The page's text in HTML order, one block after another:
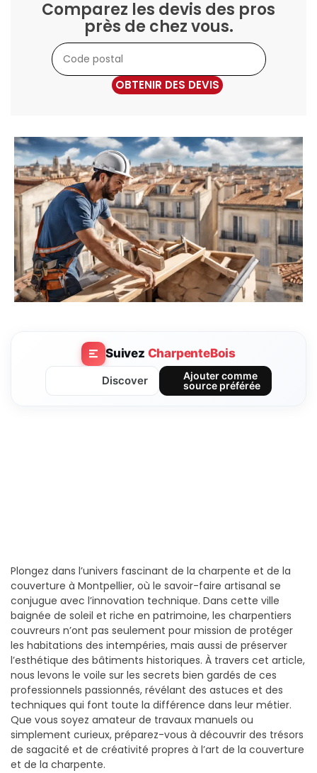
Comparez les devis des pros
près de chez vous.
OBTENIR DES DEVIS
Suivez CharpenteBois
Discover
Ajouter comme
source préférée
Plongez dans l’univers fascinant de la charpente et de la
couverture à Montpellier, où le savoir-faire artisanal se
conjugue avec l’innovation technique. Dans cette ville
baignée de soleil et riche en patrimoine, les charpentiers
couvreurs n’ont pas seulement pour mission de protéger
les habitations des intempéries, mais aussi de préserver
l’esthétique des bâtiments historiques. À travers cet article,
nous levons le voile sur les secrets bien gardés de ces
professionnels passionnés, révélant des astuces et des
techniques qui font toute la différence dans leur métier.
Que vous soyez amateur de travaux manuels ou
simplement curieux, préparez-vous à découvrir des trésors
de sagacité et de créativité propres à l’art de la couverture
et de la charpente.